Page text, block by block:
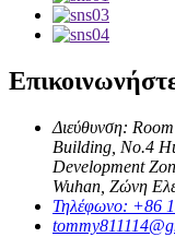
Διεύθυνση:
Building, No.4
Development
Wuhan, Ζώνη
Τηλέφωνο: +86